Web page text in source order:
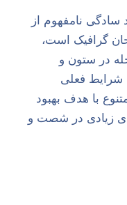
سادگی نامفهوم از
گرافیک است،
در ستون و
شرایط فعلی
با هدف بهبود
زیادی در شصت و